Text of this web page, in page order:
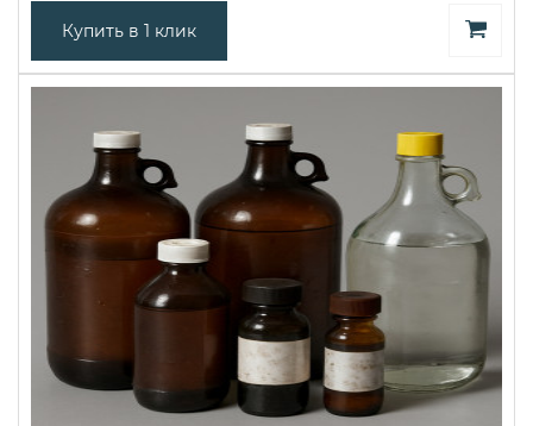
Купить в 1 клик